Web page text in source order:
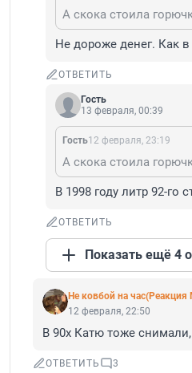
Не дороже денег. Как в
ОТВЕТИТЬ
Гость
13 февраля, 00:39
Гость12 февраля, 23:19
В 1998 году литр 92-го
ОТВЕТИТЬ
Показать ещё 4
Не ковбой на час(Реакция
12 февраля, 22:50
В 90х Катю тоже
ОТВЕТИТЬ 3